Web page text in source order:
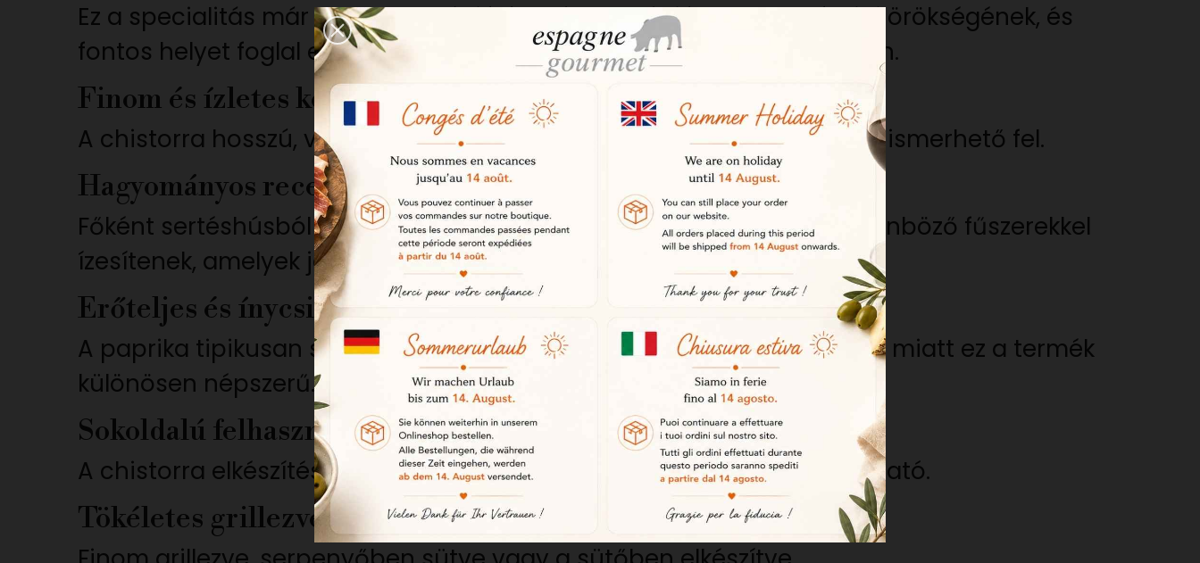
Ez a specialitás már több generáció óta része e régiók gasztronómiai örökségének, és
fontos helyet foglal el az ünnepi étkezésekben és a családi konyhában.
Finom és ízletes kolbász
A chistorra hosszú, vékony alakjáról, valamint puha és lédús állagáról ismerhető fel.
Hagyományos recept
Főként sertéshúsból készül, amelyet paprikával, fokhagymával és különböző fűszerekkel
ízesítenek, amelyek jellegzetes vörös színét adják.
Erőteljes és ínycsiklandó íz
A paprika tipikusan spanyol aromákat kölcsönöz a chistorra-nak, ami miatt ez a termék
különösen népszerű.
Sokoldalú felhasználási lehetőségek a konyhában
A chistorra elkészítése nagyon egyszerű, és számos módon fogyasztható.
Tökéletes grillezve vagy serpenyőben